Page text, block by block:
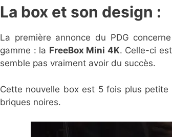
La box et son design :
La première annonce du PDG
gamme : la FreeBox Mini 4K. Celle-ci
semble pas vraiment avoir du succès.
Cette nouvelle box est 5 fois plus
briques noires.